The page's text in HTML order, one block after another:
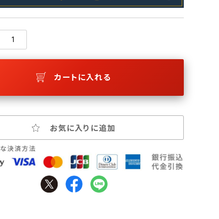
カートに入れる
お気に入りに追加